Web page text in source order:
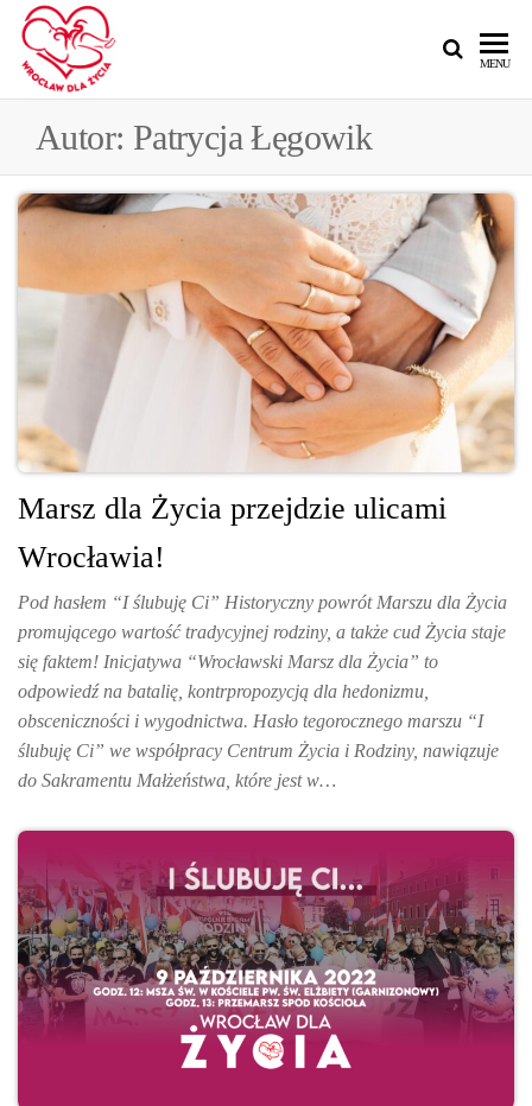
MENU
Autor: Patrycja Łęgowik
Marsz dla Życia przejdzie ulicami
Wrocławia!
Pod hasłem “I ślubuję Ci” Historyczny powrót Marszu dla Życia
promującego wartość tradycyjnej rodziny, a także cud Życia staje
się faktem! Inicjatywa “Wrocławski Marsz dla Życia” to
odpowiedź na batalię, kontrpropozycją dla hedonizmu,
obsceniczności i wygodnictwa. Hasło tegorocznego marszu “I
ślubuję Ci” we współpracy Centrum Życia i Rodziny, nawiązuje
do Sakramentu Małżeństwa, które jest w…